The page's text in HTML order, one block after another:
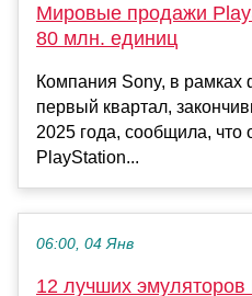
Мировые продажи
80 млн. единиц
Компания Sony, в рамках
первый квартал,
2025 года, сообщила, что
PlayStation...
06:00, 04 Янв
12 лучших